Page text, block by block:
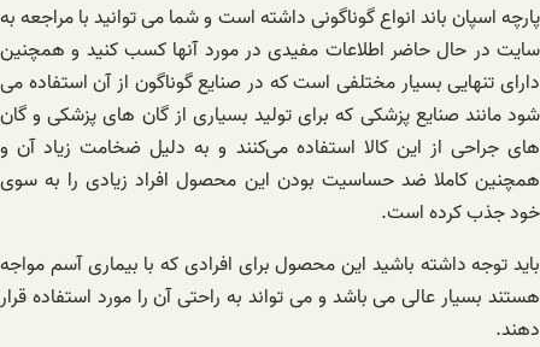
پارچه اسپان باند انواع گوناگونی داشته است و شما می توانید با مراجعه به
سایت در حال حاضر اطلاعات مفیدی در مورد آنها کسب کنید و همچنین
دارای تنهایی بسیار مختلفی است که در صنایع گوناگون از آن استفاده می
شود مانند صنایع پزشکی که برای تولید بسیاری از گان های پزشکی و گان
های جراحی از این کالا استفاده می‌کنند و به دلیل ضخامت زیاد آن و
همچنین کاملا ضد حساسیت بودن این محصول افراد زیادی را به سوی
خود جذب کرده است.
باید توجه داشته باشید این محصول برای افرادی که با بیماری آسم مواجه
هستند بسیار عالی می باشد و می تواند به راحتی آن را مورد استفاده قرار
دهند.